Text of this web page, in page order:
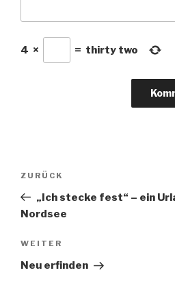
4 × = thirty two
Beitragsnavigation
Vorheriger
Beitrag
ZURÜCK
„Ich stecke fest“ – ein
Nordsee
Nächster
Beitrag
WEITER
Neu erfinden